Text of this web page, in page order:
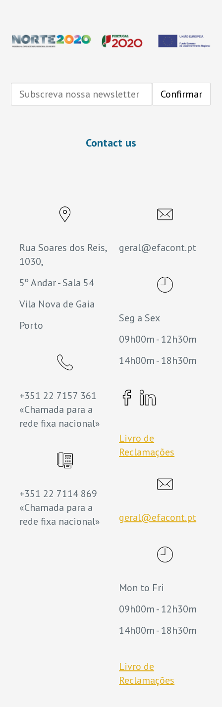
Contact us
Rua Soares dos Reis,
1030,
5º Andar - Sala 54
Vila Nova de Gaia
Porto
+351 22 7157 361
«Chamada para a
rede fixa nacional»
+351 22 7114 869
«Chamada para a
rede fixa nacional»
geral@efacont.pt
Seg a Sex
09h00m - 12h30m
14h00m - 18h30m
Livro de
Reclamações
geral@efacont.pt
Mon to Fri
09h00m - 12h30m
14h00m - 18h30m
Livro de
Reclamações